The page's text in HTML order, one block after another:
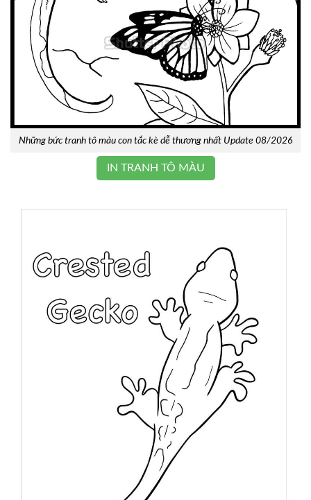
Những bức tranh tô màu con tắc kè dễ thương nhất Update 08/2026
IN TRANH TÔ MÀU